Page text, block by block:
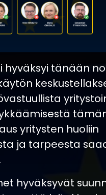
hyväksyi tänään
yritysten huoliin
ja tarpeesta
hyväksyvät